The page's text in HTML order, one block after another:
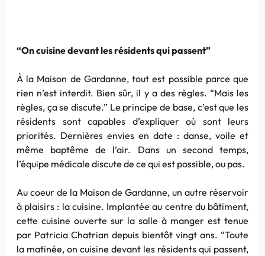
“On cuisine devant les résidents qui passent”
À la Maison de Gardanne, tout est possible parce que
rien n’est interdit. Bien sûr, il y a des règles. “Mais les
règles, ça se discute.” Le principe de base, c’est que les
résidents sont capables d’expliquer où sont leurs
priorités. Dernières envies en date : danse, voile et
même baptême de l’air. Dans un second temps,
l’équipe médicale discute de ce qui est possible, ou pas.
Au coeur de la Maison de Gardanne, un autre réservoir
à plaisirs : la cuisine. Implantée au centre du bâtiment,
cette cuisine ouverte sur la salle à manger est tenue
par Patricia Chatrian depuis bientôt vingt ans. “Toute
la matinée, on cuisine devant les résidents qui passent,